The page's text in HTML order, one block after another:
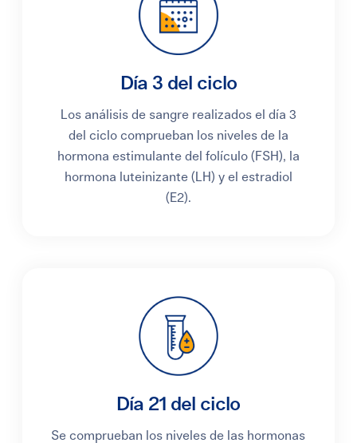
Día 3 del ciclo
Los análisis de sangre realizados el día 3
del ciclo comprueban los niveles de la
hormona estimulante del folículo (FSH), la
hormona luteinizante (LH) y el estradiol
(E2).
Día 21 del ciclo
Se comprueban los niveles de las hormonas